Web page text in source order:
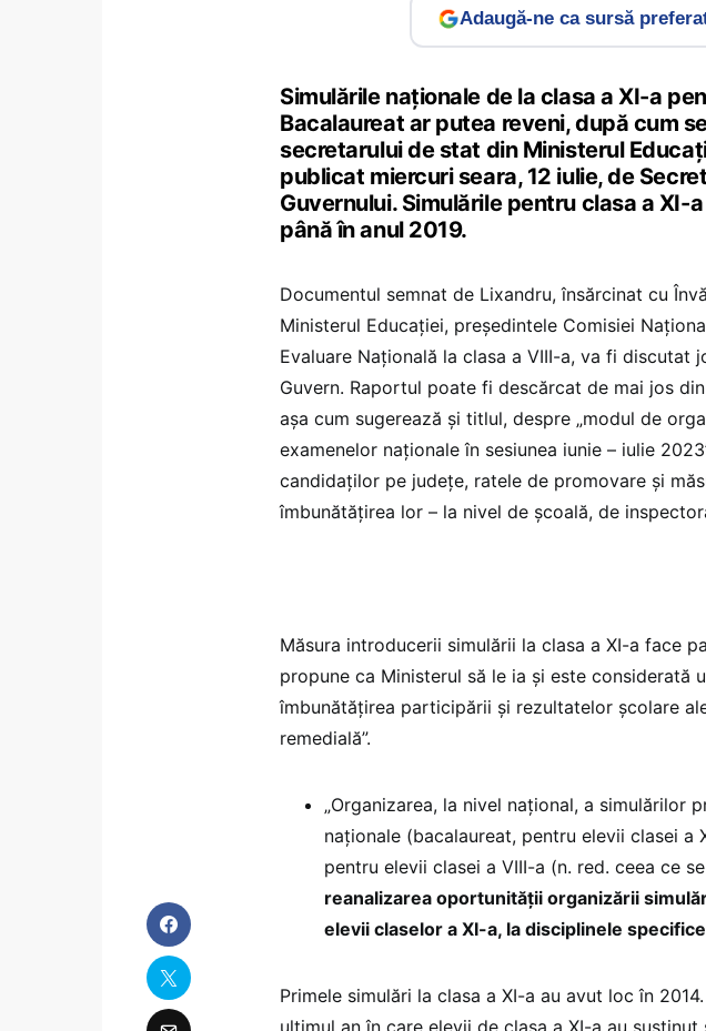
Adaugă-ne ca sursă
Simulările naționale de la clasa a XI-a
Bacalaureat ar putea reveni, după cum
secretarului de stat din Ministerul
publicat miercuri seara, 12 iulie, de
Guvernului. Simulările pentru clasa a XI-
până în anul 2019.
Documentul semnat de Lixandru, însărcinat cu
Ministerul Educației, președintele Comisiei
Evaluare Națională la clasa a VIII-a, va fi discutat
Guvern. Raportul poate fi descărcat de mai jos
așa cum sugerează și titlul, despre „modul de
examenelor naţionale în sesiunea iunie – iulie
candidaților pe județe, ratele de promovare și
îmbunătățirea lor – la nivel de școală, de
Măsura introducerii simulării la clasa a XI-a face
propune ca Ministerul să le ia și este considerată
îmbunătățirea participării și rezultatelor școlare
remedială”.
„Organizarea, la nivel național, a simulărilor
naționale (bacalaureat, pentru elevii clasei a
pentru elevii clasei a VIII-a (n. red. ceea ce
reanalizarea oportunității organizării
elevii claselor a XI-a, la disciplinele
Primele simulări la clasa a XI-a au avut loc în
ultimul an în care elevii de clasa a XI-a au